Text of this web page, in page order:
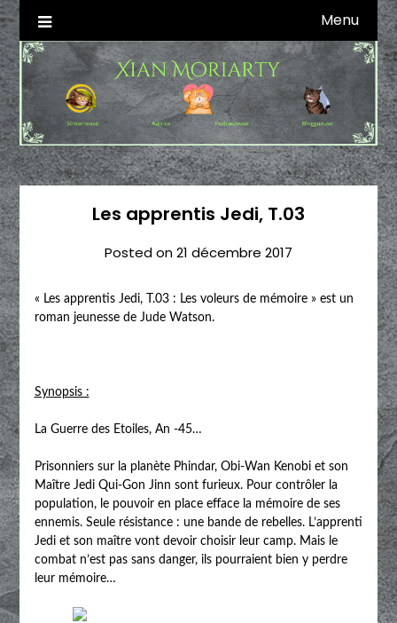
Skip
to
content
Xian Moriarty
Autrice SFFF & Blogueuse & Streameuse Menu
Les apprentis Jedi, T.03
Posted on21 décembre 2017
« Les apprentis Jedi, T.03 : Les voleurs de mémoire » est un
roman jeunesse de Jude Watson.
Synopsis :
La Guerre des Etoiles, An -45…
Prisonniers sur la planète Phindar, Obi-Wan Kenobi et son
Maître Jedi Qui-Gon Jinn sont furieux. Pour contrôler la
population, le pouvoir en place efface la mémoire de ses
ennemis. Seule résistance : une bande de rebelles. L’apprenti
Jedi et son maître vont devoir choisir leur camp. Mais le
combat n’est pas sans danger, ils pourraient bien y perdre
leur mémoire…